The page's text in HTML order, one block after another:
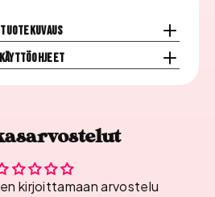
Tuotekuvaus
Käyttöohjeet
kirjoittamaan arvostelu